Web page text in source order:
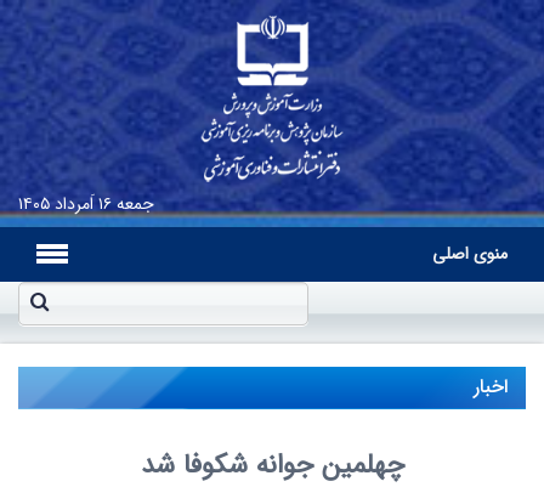
جمعه۱۶ اَمرداد ۱۴۰۵
منوی اصلی
اخبار
چهلمین جوانه شکوفا شد